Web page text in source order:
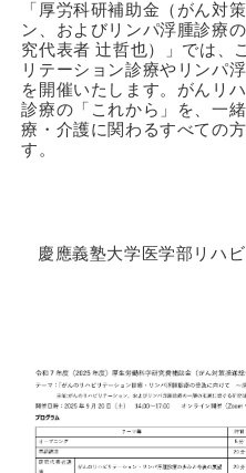
「厚労科研補助金（がん対
ン、およびリンパ浮腫診療
究代表者 辻哲也）」では、
リテーション診療やリンパ
を開催いたします。がんリ
診療の「これから」を、一
療・介護に関わるすべての
す。
慶應義塾大学医学部リハ